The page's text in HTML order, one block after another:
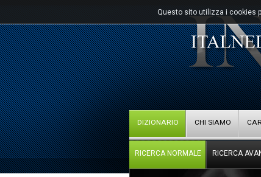
Questo sito utilizza i cookies
DIZIONARIO CHI SIAMO
RICERCA NORMALE RICERCA